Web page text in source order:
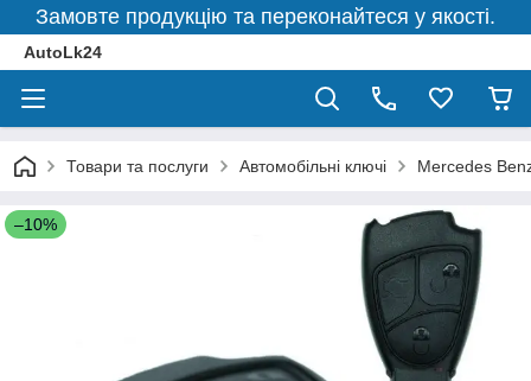
Замовте продукцію та переконайтеся у якості.
AutoLk24
Товари та послуги Автомобільні ключі Mercedes
–10%